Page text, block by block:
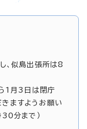
、似島出張所は8
1月3日は閉庁
ますようお願い
30分まで）